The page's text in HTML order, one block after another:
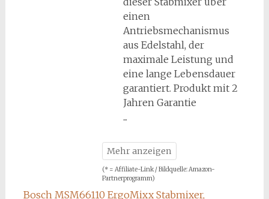
einen
Antriebsmechanismus
aus Edelstahl, der
maximale Leistung und
eine lange Lebensdauer
garantiert. Produkt mit 2
Jahren Garantie
(* = Affiliate-Link / Bildquelle: Amazon-
Partnerprogramm)
Bosch MSM66110 ErgoMixx Stabmixer,